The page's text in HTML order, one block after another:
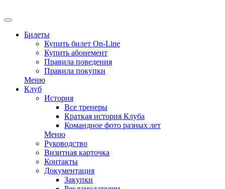
Билеты
Купить билет On-Line
Купить абонемент
Правила поведения
Правила покупки
Меню
Клуб
История
Все тренеры
Краткая история Клуба
Командное фото разных лет
Меню
Руководство
Визитная карточка
Контакты
Документация
Закупки